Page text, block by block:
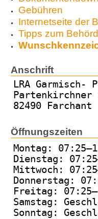
Gebühren
Internetseite der
Tipps zum
Anschrift
LRA Garmisch-
82490 Farchant
Öffnungszeiten
Montag:
Dienstag:
Mittwoch:
Donnerstag:
Freitag:
Samstag:
Sonntag: